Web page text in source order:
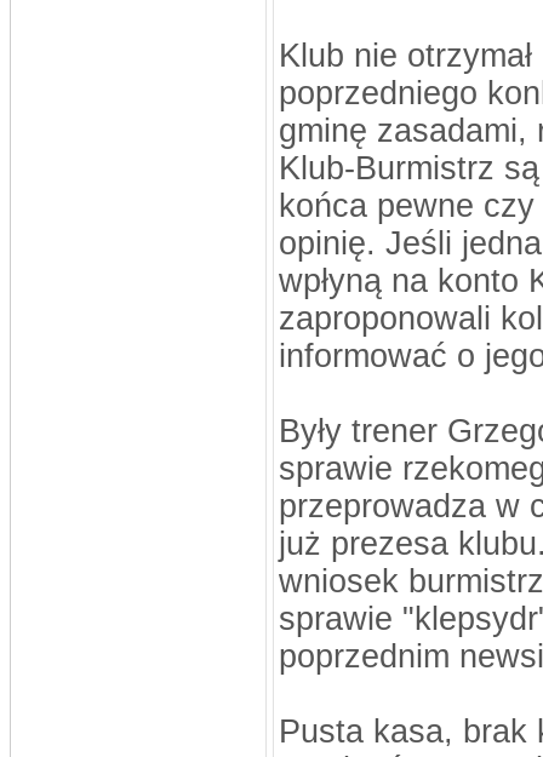
Klub nie
poprzedniego
gminę zasadami,
Klub-Burmistrz
końca pewne
opinię. Jeśli
wpłyną na konto
zaproponowali
informować o
Były trener
sprawie
przeprowadza w
już prezesa
wniosek
sprawie
poprzednim
Pusta kasa, brak